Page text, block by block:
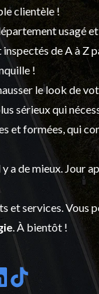
clientèle !
usagé
de A à Z
!
le look de
sérieux qui
et formées, qui
a de mieux. Jour
et services. Vous
. À bientôt !